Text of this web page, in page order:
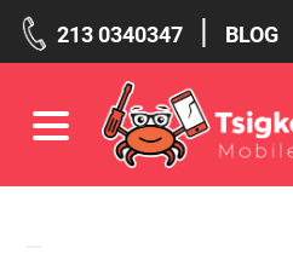
213 0340347 | BLOG